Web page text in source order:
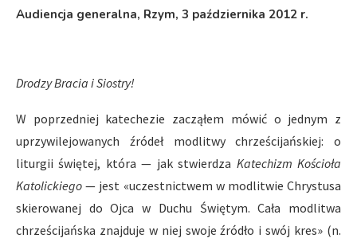
Audiencja generalna, Rzym, 3 października 2012 r.
Drodzy Bracia i Siostry!
W poprzedniej katechezie zacząłem mówić o jednym z
uprzywilejowanych źródeł modlitwy chrześcijańskiej: o
liturgii świętej, która — jak stwierdza Katechizm Kościoła
Katolickiego — jest «uczestnictwem w modlitwie Chrystusa
skierowanej do Ojca w Duchu Świętym. Cała modlitwa
chrześcijańska znajduje w niej swoje źródło i swój kres» (n.